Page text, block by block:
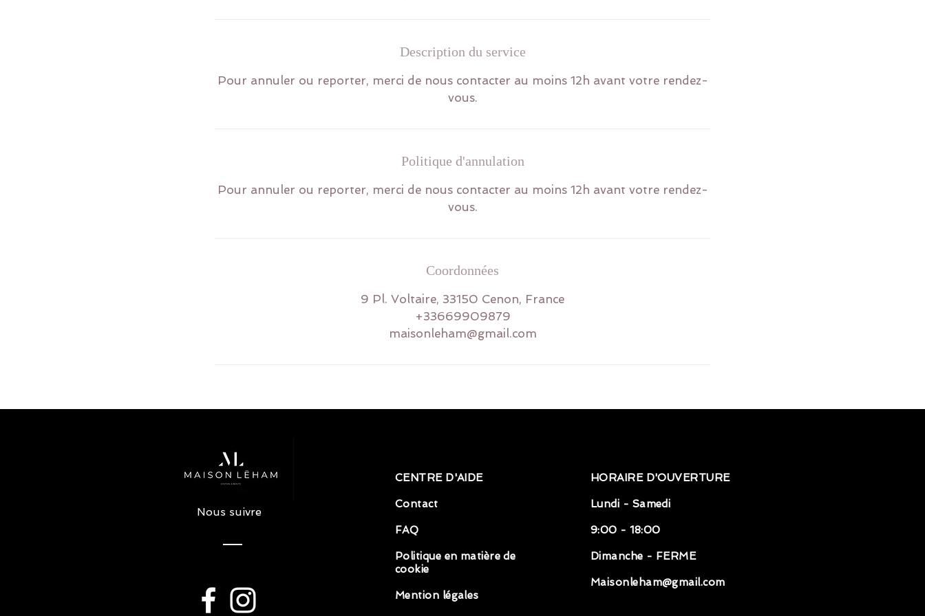
Description du service
Pour annuler ou reporter, merci de nous contacter au moins 12h avant votre rendez-
vous.
Politique d'annulation
Pour annuler ou reporter, merci de nous contacter au moins 12h avant votre rendez-
vous.
Coordonnées
9 Pl. Voltaire, 33150 Cenon, France
+33669909879
maisonleham@gmail.com
Nous suivre
CENTRE D'AIDE
Contact
FAQ
Politique en matière de
cookie
Mention légales
HORAIRE D'OUVERTURE
Lundi - Samedi
9:00 - 18:00
Dimanche - FERME
Maisonleham@gmail.com